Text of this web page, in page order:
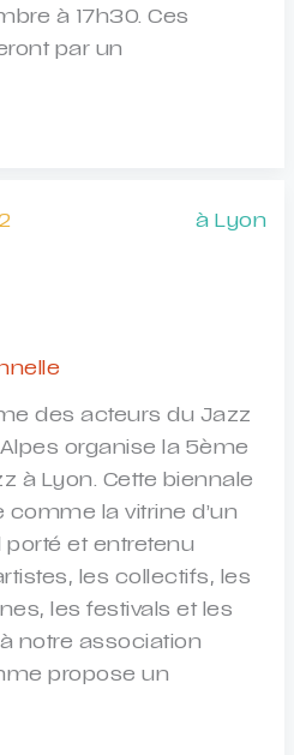
à 17h30. Ces
par un
à Lyon
des acteurs du Jazz
organise la 5ème
à Lyon. Cette biennale
comme la vitrine d’un
et entretenu
les collectifs, les
les festivals et les
notre association
propose un